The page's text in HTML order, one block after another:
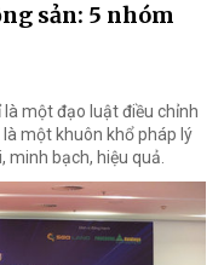
sản: 5 nhóm
một đạo luật điều chỉnh
một khuôn khổ pháp lý
minh bạch, hiệu quả.